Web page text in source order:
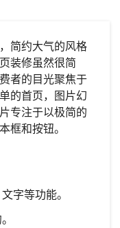
简约大气的风格
装修虽然很简
者的目光聚焦于
的首页，图片幻
专注于以极简的
框和按钮。
字等功能。